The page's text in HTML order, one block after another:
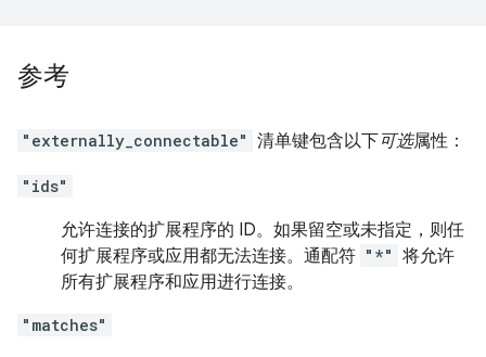
参考
"externally_connectable" 清单键包含以下可选属性：
"ids"
允许连接的扩展程序的 ID。如果留空或未指定，则任
何扩展程序或应用都无法连接。通配符 "*" 将允许
所有扩展程序和应用进行连接。
"matches"